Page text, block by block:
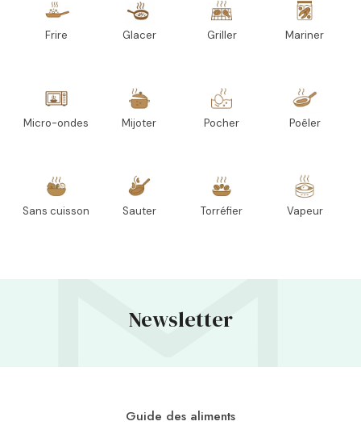
Frire Glacer Griller Mariner
Micro-ondes Mijoter Pocher Poêler
Sans cuisson Sauter Torréfier Vapeur
Newsletter
Guide des aliments